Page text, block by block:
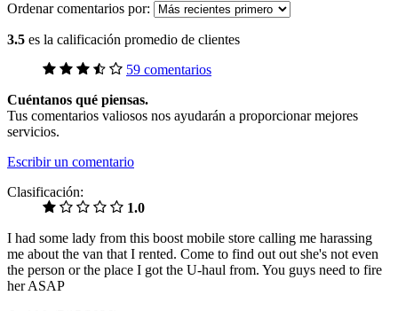
Ordenar comentarios por:
3.5 es la calificación promedio de clientes
59 comentarios
Cuéntanos qué piensas.
Tus comentarios valiosos nos ayudarán a proporcionar mejores
servicios.
Escribir un comentario
Clasificación:
1.0
I had some lady from this boost mobile store calling me harassing
me about the van that I rented. Come to find out out she's not even
the person or the place I got the U-haul from. You guys need to fire
her ASAP